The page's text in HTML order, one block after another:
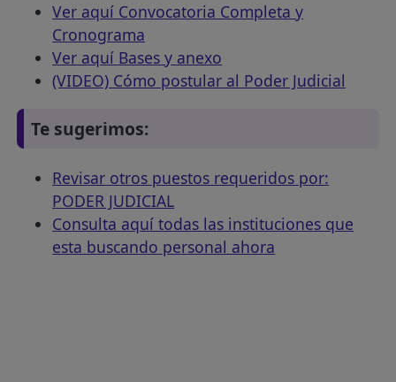
Ver aquí Convocatoria Completa y
Cronograma
Ver aquí Bases y anexo
(VIDEO) Cómo postular al Poder Judicial
Te sugerimos:
Revisar otros puestos requeridos por:
PODER JUDICIAL
Consulta aquí todas las instituciones que
esta buscando personal ahora